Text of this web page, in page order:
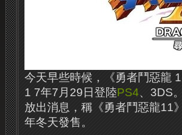
今天早些時候，《勇者鬥惡龍
1 7年7月29日登陸PS4、3DS
放出消息，稱《勇者鬥惡龍11
年冬天發售。